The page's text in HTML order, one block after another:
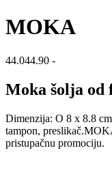
MOKA
44.044.90 -
Moka šolja od
Dimenzija: O 8 x 8.8
tampon,
pristupačnu promociju.